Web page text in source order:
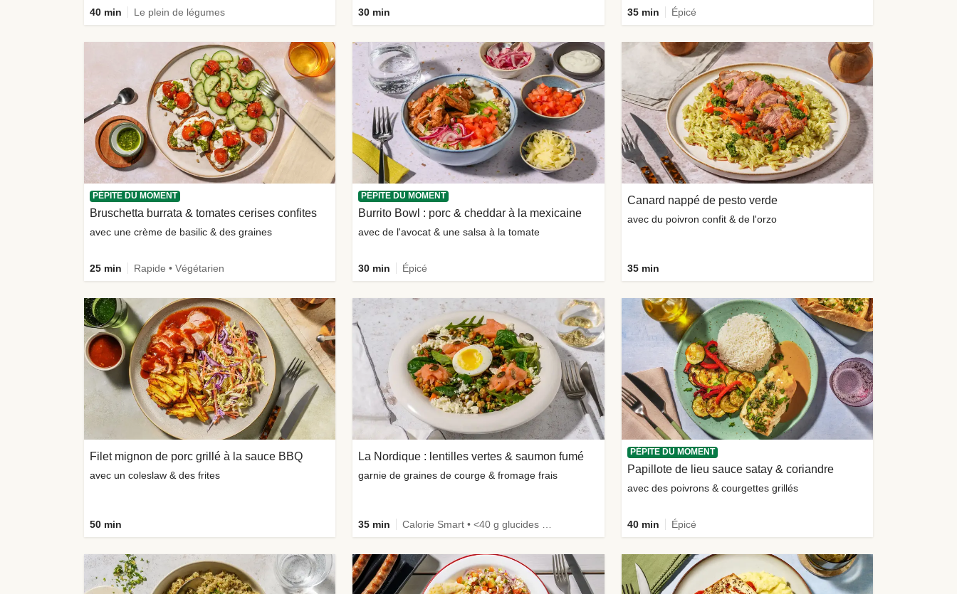
40 min Le plein de légumes 30 min 35 min Épicé
PÉPITE DU MOMENT
Bruschetta burrata & tomates cerises confites
avec une crème de basilic & des graines
25 min Rapide • Végétarien
PÉPITE DU MOMENT
Burrito Bowl : porc & cheddar à la mexicaine
avec de l'avocat & une salsa à la tomate
30 min Épicé
Canard nappé de pesto verde
avec du poivron confit & de l'orzo
35 min
Filet mignon de porc grillé à la sauce BBQ
avec un coleslaw & des frites
50 min
La Nordique : lentilles vertes & saumon fumé
garnie de graines de courge & fromage frais
35 min
PÉPITE DU MOMENT
Papillote de lieu sauce satay & coriandre
avec des poivrons & courgettes grillés
40 min Épicé